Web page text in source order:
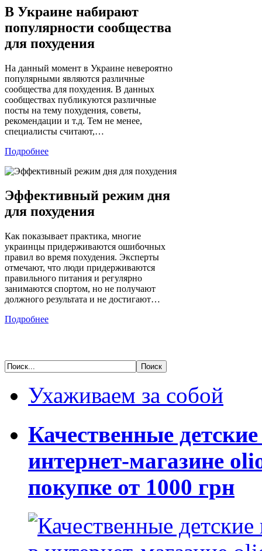
В Украине набирают
популярности сообщества
для похудения
На данный момент в Украине невероятно
популярными являются различные
сообщества для похудения. В данных
сообществах публикуются различные
посты на тему похудения, советы,
рекомендации и т.д. Тем не менее,
специалисты считают,…
Подробнее
Эффективный режим дня
для похудения
Как показывает практика, многие
украинцы придерживаются ошибочных
правил во время похудения. Эксперты
отмечают, что люди придерживаются
правильного питания и регулярно
занимаются спортом, но не получают
должного результата и не достигают…
Подробнее
Ухаживаем за собой
Качественные
интернет-магазине
покупке от 1000 грн